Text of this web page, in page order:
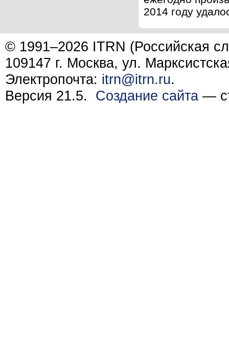
2014 году
© 1991–2026 ITRN (Российская
109147 г. Москва, ул.
Электропочта: itrn@itrn.ru.
Версия 21.5. Создание сайта —